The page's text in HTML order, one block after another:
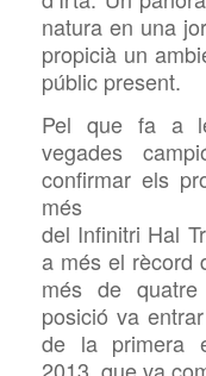
natura en una
propicià un
públic present.
Pel que fa a
vegades
confirmar els
més
del Infinitri Hal
a més el rècord
més de
posició va
de la primera